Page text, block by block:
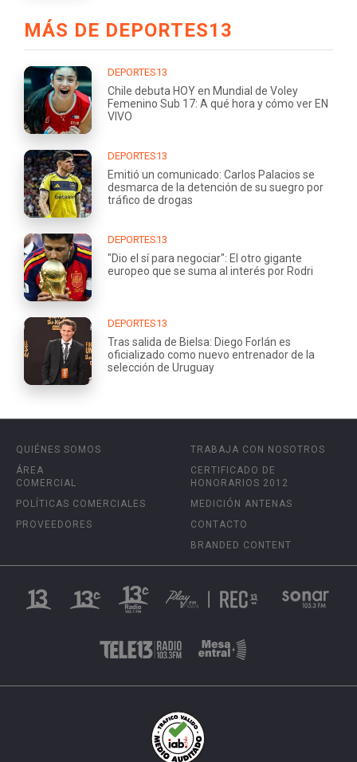
MÁS DE DEPORTES13
DEPORTES13
Chile debuta HOY en Mundial de Voley
Femenino Sub 17: A qué hora y cómo ver EN
VIVO
DEPORTES13
Emitió un comunicado: Carlos Palacios se
desmarca de la detención de su suegro por
tráfico de drogas
DEPORTES13
"Dio el sí para negociar": El otro gigante
europeo que se suma al interés por Rodri
DEPORTES13
Tras salida de Bielsa: Diego Forlán es
oficializado como nuevo entrenador de la
selección de Uruguay
QUIÉNES SOMOS
ÁREA
COMERCIAL
POLÍTICAS COMERCIALES
PROVEEDORES
TRABAJA CON NOSOTROS
CERTIFICADO DE
HONORARIOS 2012
MEDICIÓN ANTENAS
CONTACTO
BRANDED CONTENT